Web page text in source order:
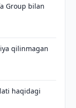
Group bilan
qilinmagan
haqidagi